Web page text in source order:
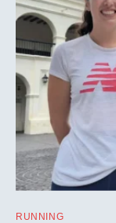
RUNNING